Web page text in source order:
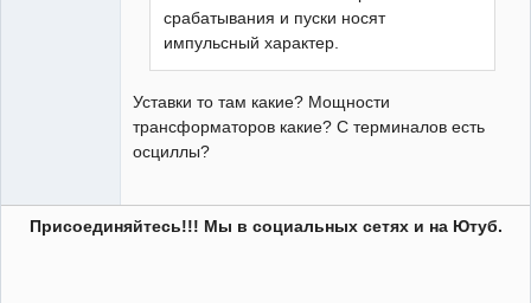
срабатывания и пуски носят
импульсный характер.
Уставки то там какие? Мощности
трансформаторов какие? С терминалов есть
осциллы?
Присоединяйтесь!!! Мы в социальных сетях и на Ютуб.